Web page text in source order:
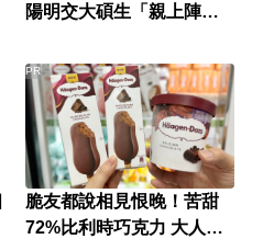
陽明交大碩生「親上陣」
脆友都說相見恨晚！苦甜
72%比利時巧克力 大人味
PR